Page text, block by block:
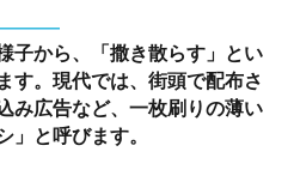
子から、「撒き散らす」とい
す。現代では、街頭で配布さ
み広告など、一枚刷りの薄い
」と呼びます。